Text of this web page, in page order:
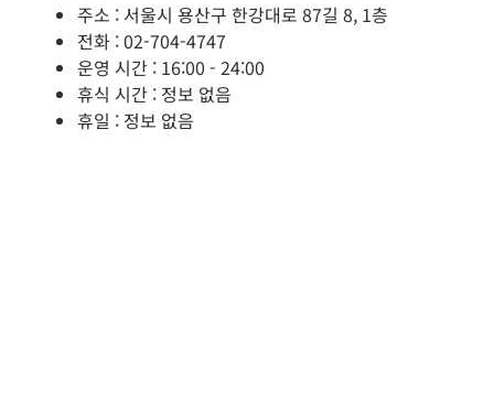
주소 : 서울시 용산구 한강대로 87길 8, 1층
전화 : 02-704-4747
운영 시간 : 16:00 - 24:00
휴식 시간 : 정보 없음
휴일 : 정보 없음